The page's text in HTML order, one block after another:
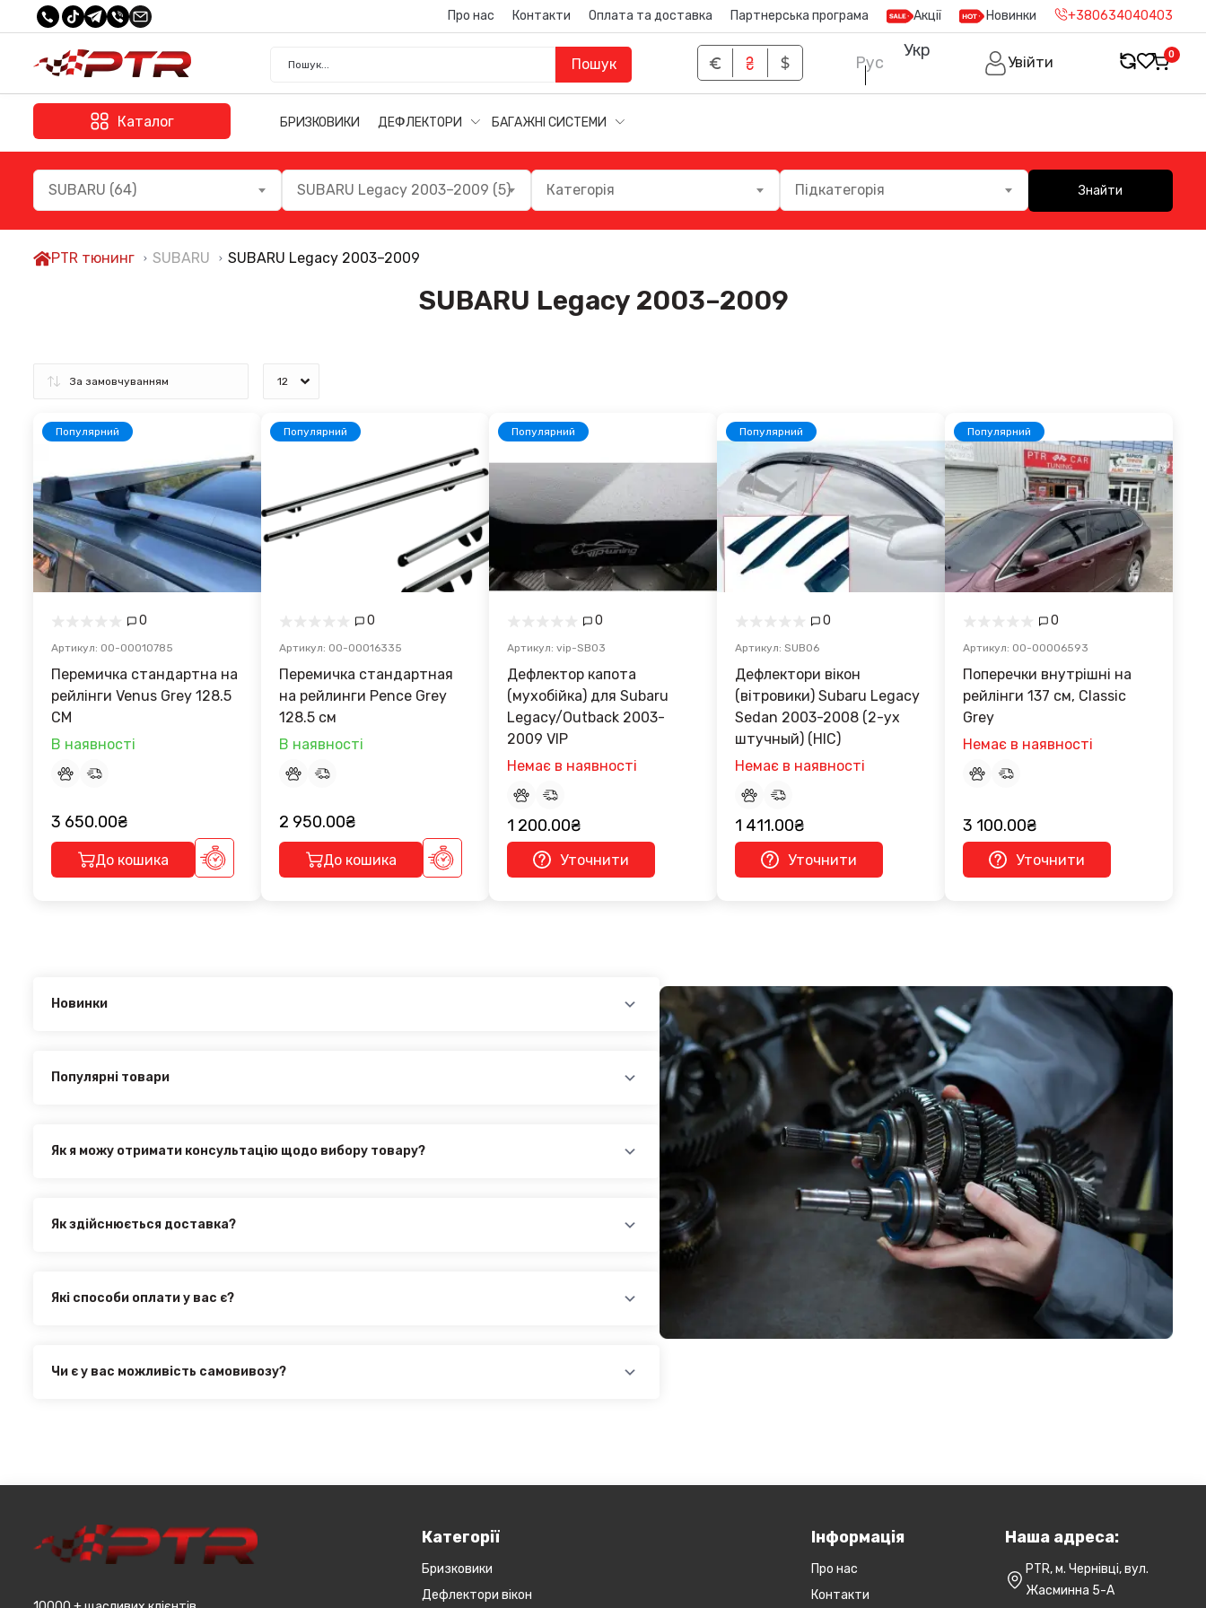
Про нас Контакти Оплата та доставка Партнерська програма Акції Новинки +380634040403
Пошук Рус
Укр
Увійти 0
Каталог БРИЗКОВИКИ ДЕФЛЕКТОРИ БАГАЖНІ СИСТЕМИ
SUBARU (64) SUBARU Legacy 2003–2009 (5) Категорія Підкатегорія Знайти
PTR тюнинг SUBARU SUBARU Legacy 2003–2009
SUBARU Legacy 2003–2009
Популярний
0
Артикул: 00-00010785
Перемичка стандартна на
рейлінги Venus Grey 128.5
CM
В наявності
3 650.00₴
До кошика
Популярний
0
Артикул: 00-00016335
Перемичка стандартная
на рейлинги Pence Grey
128.5 см
В наявності
2 950.00₴
До кошика
Популярний
0
Артикул: vip-SB03
Дефлектор капота
(мухобійка) для Subaru
Legacy/Outback 2003-
2009 VIP
Немає в наявності
1 200.00₴
Уточнити
Популярний
0
Артикул: SUB06
Дефлектори вікон
(вітровики) Subaru Legacy
Sedan 2003-2008 (2-ух
штучный) (HIC)
Немає в наявності
1 411.00₴
Уточнити
Популярний
0
Артикул: 00-00006593
Поперечки внутрішні на
рейлінги 137 см, Classic
Grey
Немає в наявності
3 100.00₴
Уточнити
Новинки
Популярні товари
Як я можу отримати консультацію щодо вибору товару?
Як здійснюється доставка?
Нова Пошта (термін доставки 1 - 3 дні)
Укр. Пошта (термін доставки 1 - 3 дні за повною передоплатою) для великогабаритного
при мінімальній сумі замовлення від 3000 грн. Дана пропозиція не поширюється на
Які способи оплати у вас є?
Чи є у вас можливість самовивозу?
Категорії
Бризковики
Дефлектори вікон
Інформація
Про нас
Контакти
Наша адреса:
PTR, м. Чернівці, вул.
Жасминна 5-А